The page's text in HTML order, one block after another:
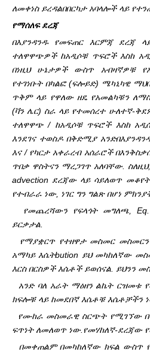
ለመቀነስ ይረዳልበበርካታ አባላሎች ላይ
የማሰለፍ ደረጃ
በእያንዳንዱ የመፍጠር እርምጃ ደረጃ
ተለዋዋጭዎች ከአዲሶቹ ጥፍሮች እስከ
በነዚህ ሁኔታዎች ውስጥ አብዛኛዎቹ
የተገነቡት በካልፎ (ፍሎይድ) ሜካኒካዊ
ጥቅም ላይ የዋለው ዘዴ የአመልካቹን
(ቫን ሌር) ስራ ላይ የተመሰረተ ሁለተኛ-
ተለዋዋጭ / ከአዲሶቹ ጥፍሮች እስከ
እንደገና ተወስዶ በቅድሚያ አንድ
እና / የካርታ አቀራረብ አሰራሮች
ጥበቃ ዋስትናን ማረጋገጥ አለባቸው.
advection ደረጃው ላይ ሳይለወጥ መቆየት
የተብራራ ነው, ነገር ግን ግልጽ በሆነ
የመጨረሻውን የፍላጎት መግለጫ,
ይርቃታል.
የማያቋርጥ የተዘዋታ መስመር
አማካይ እሴትbution ይህ መካከለኛው
እርስ በርስዎች እሴቶች ይወሰናል. ይህንን
አንድ ባለ አራት ማዕዘን ልኬት ርዝመቱ
ክፍሎቹ ላይ ከመደበኛ እሴቶቹ እሴቶቻችን
የሙከራ መስመራዊ ስርጭት የሚገኘው
ፍጥነት ለመለወጥ ነው. የመሃከለኛ-ደረጃው
በመቀጠልም በመካከለኛው ክፍል ውስጥ